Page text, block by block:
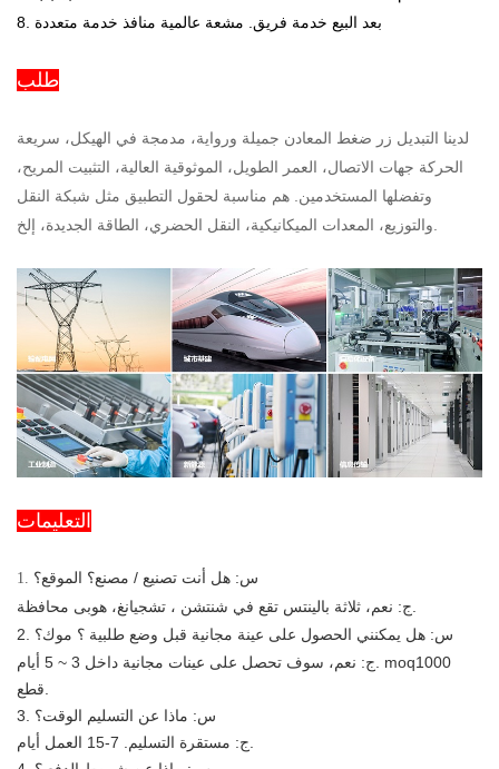
8. بعد البيع خدمة فريق. مشعة عالمية منافذ خدمة متعددة
طلب
لدينا التبديل زر ضغط المعادن جميلة ورواية، مدمجة في الهيكل، سريعة
الحركة جهات الاتصال، العمر الطويل، الموثوقية العالية، التثبيت المريح،
وتفضلها المستخدمين. هم مناسبة لحقول التطبيق مثل شبكة النقل
التعليمات
1. س: هل أنت تصنيع / مصنع؟ الموقع؟
ج: نعم، ثلاثة بالينتس تقع في شنتشن ، تشجيانغ، هوبى محافظة.
2. س: هل يمكنني الحصول على عينة مجانية قبل وضع طلبية ؟ موك؟
ج: نعم، سوف تحصل على عينات مجانية
داخل 3 ~ 5 أيام. moq1000
قطع.
3. س: ماذا عن التسليم الوقت؟
ج:مستقرة التسليم. 7-15 العمل أيام.